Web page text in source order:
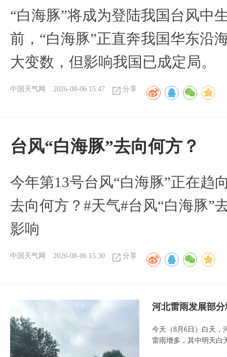
“白海豚”将成为登陆我国台风中
前，“白海豚”正直奔我国华东沿
大变数，但影响我国已成定局。
中国天气网 2026-08-06 15:47 分享
台风“白海豚”去向何方？
今年第13号台风“白海豚”正在趋
去向何方？#天气#台风“白海豚”
影响
中国天气网 2026-08-06 15:30 分享
河北雷雨发展部
今天（8月6日）白天，
雷雨增多，其中明天白